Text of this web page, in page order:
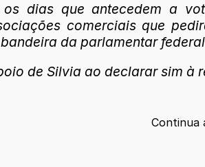
dias que antecedem a
comerciais que
da parlamentar federal
de Silvia ao declarar sim à
Continua